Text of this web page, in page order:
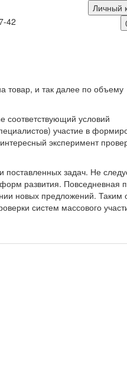
Личный
42
товар, и так далее по объему
соответствующий условий
участие в
эксперимент
поставленных задач. Не
развития. Повседневная
новых предложений. Таким
систем массового